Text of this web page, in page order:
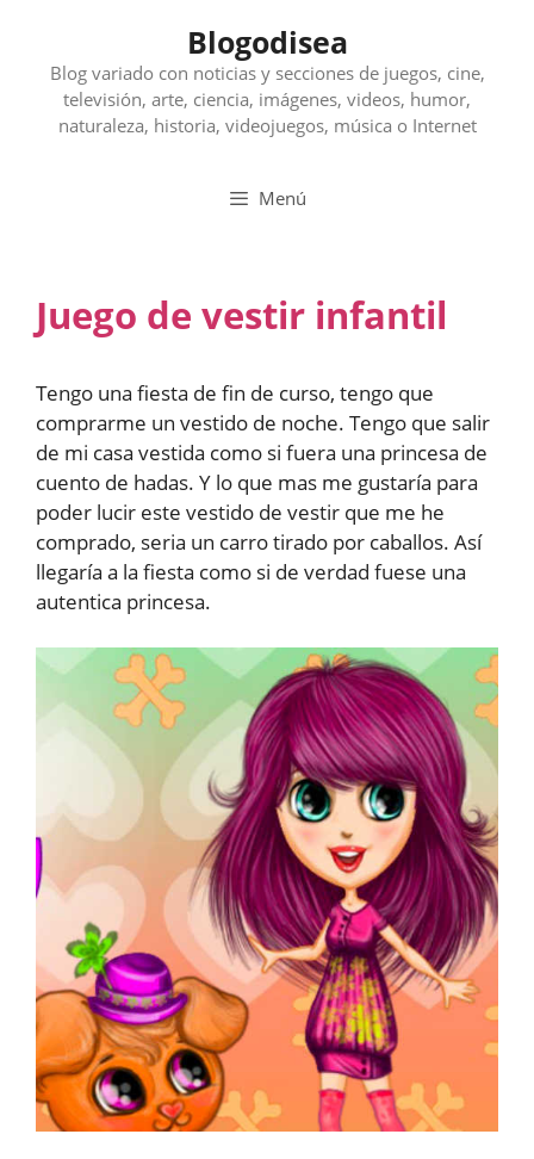
contenido
Blogodisea
Blog variado con noticias y secciones de juegos, cine,
televisión, arte, ciencia, imágenes, videos, humor,
naturaleza, historia, videojuegos, música o Internet
Menú
Juego de vestir infantil
Tengo una fiesta de fin de curso, tengo que
comprarme un vestido de noche. Tengo que salir
de mi casa vestida como si fuera una princesa de
cuento de hadas. Y lo que mas me gustaría para
poder lucir este vestido de vestir que me he
comprado, seria un carro tirado por caballos. Así
llegaría a la fiesta como si de verdad fuese una
autentica princesa.